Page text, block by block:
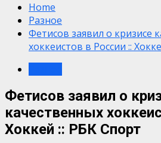
Home
Разное
Фетисов заявил о кризисе
хоккеистов в России ::
Фетисов заявил о
качественных
Хоккей :: РБК Спорт